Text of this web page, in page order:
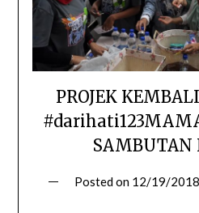
PROJEK
SAMBUTAN
Posted on 12/19/2018